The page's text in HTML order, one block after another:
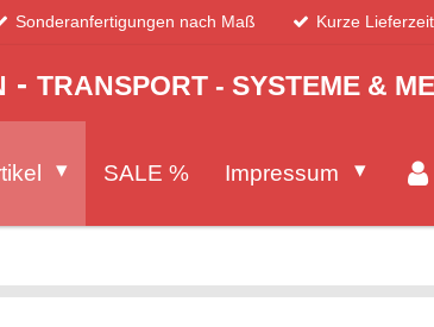
Sonderanfertigungen nach Maß Kurze
- TRANSPORT - SYSTEME &
SALE % Impressum